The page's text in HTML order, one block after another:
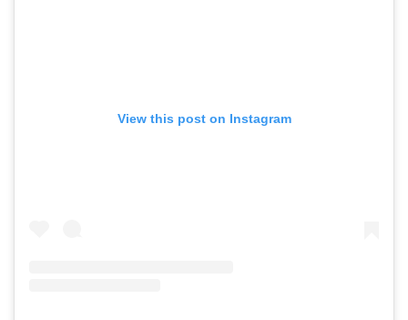
View this post on Instagram